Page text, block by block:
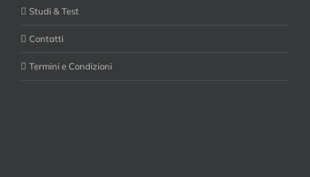
Studi & Test
Contatti
Termini e Condizioni